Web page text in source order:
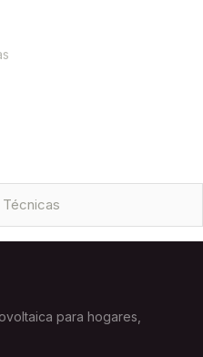
Técnicas
para hogares,